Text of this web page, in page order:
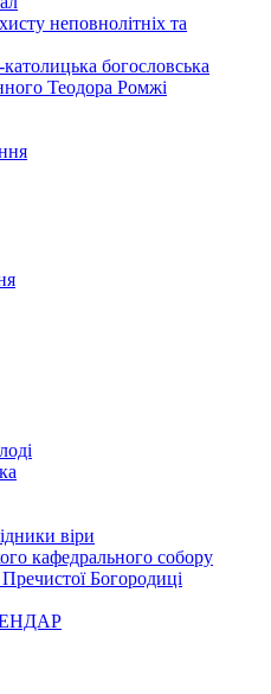
неповнолітніх та
богословська
Теодора Ромжі
віри
кафедрального собору
Богородиці